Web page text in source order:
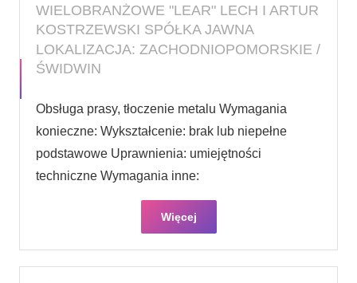
WIELOBRANŻOWE "LEAR" LECH I ARTUR
KOSTRZEWSKI SPÓŁKA JAWNA
LOKALIZACJA: ZACHODNIOPOMORSKIE /
ŚWIDWIN
Obsługa prasy, tłoczenie metalu Wymagania
konieczne: Wykształcenie: brak lub niepełne
podstawowe Uprawnienia: umiejętności
techniczne Wymagania inne:
Więcej